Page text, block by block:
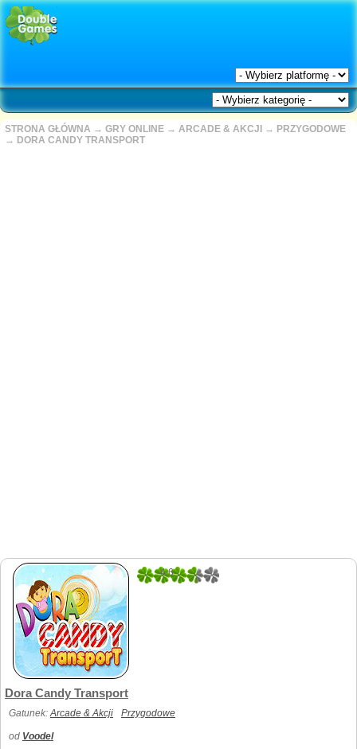
STRONA GŁÓWNA → GRY ONLINE → ARCADE & AKCJI → PRZYGODOWE
→ DORA CANDY TRANSPORT
4.6
Dora Candy Transport
Gatunek:Arcade & Akcji Przygodowe
od Voodel